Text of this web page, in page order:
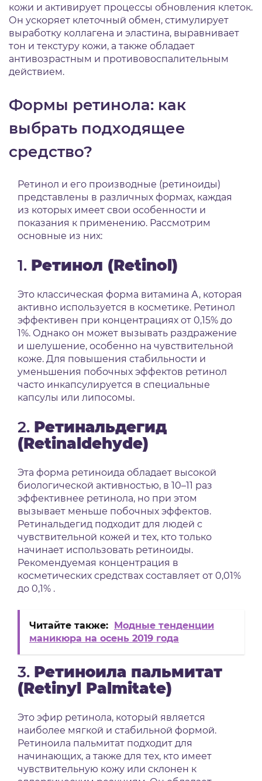
кожи и активирует процессы обновления клеток.
Он ускоряет клеточный обмен, стимулирует
выработку коллагена и эластина, выравнивает
тон и текстуру кожи, а также обладает
антивозрастным и противовоспалительным
действием.
Формы ретинола: как
выбрать подходящее
средство?
Ретинол и его производные (ретиноиды)
представлены в различных формах, каждая
из которых имеет свои особенности и
показания к применению. Рассмотрим
основные из них:
1. Ретинол (Retinol)
Это классическая форма витамина А, которая
активно используется в косметике. Ретинол
эффективен при концентрациях от 0,15% до
1%. Однако он может вызывать раздражение
и шелушение, особенно на чувствительной
коже. Для повышения стабильности и
уменьшения побочных эффектов ретинол
часто инкапсулируется в специальные
капсулы или липосомы.
2. Ретинальдегид
(Retinaldehyde)
Эта форма ретиноида обладает высокой
биологической активностью, в 10–11 раз
эффективнее ретинола, но при этом
вызывает меньше побочных эффектов.
Ретинальдегид подходит для людей с
чувствительной кожей и тех, кто только
начинает использовать ретиноиды.
Рекомендуемая концентрация в
косметических средствах составляет от 0,01%
до 0,1% .
Читайте также:
Модные тенденции
маникюра на осень 2019 года
3. Ретиноила пальмитат
(Retinyl Palmitate)
Это эфир ретинола, который является
наиболее мягкой и стабильной формой.
Ретиноила пальмитат подходит для
начинающих, а также для тех, кто имеет
чувствительную кожу или склонен к